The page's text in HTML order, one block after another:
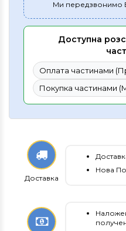
Ми передзвонимо
Доступна
Оплата частинами
Покупка частинами
Доставка
Нова